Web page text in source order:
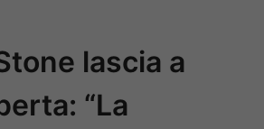
lascia a
“La